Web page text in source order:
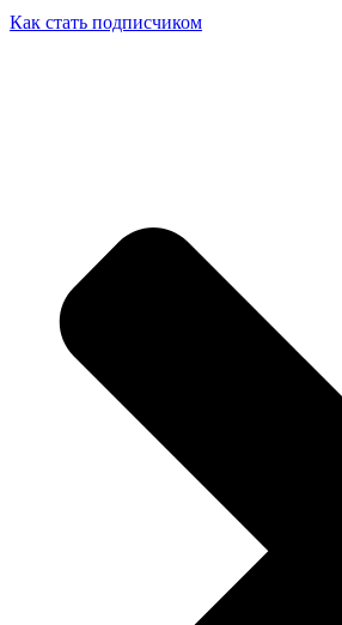
Как стать подписчиком